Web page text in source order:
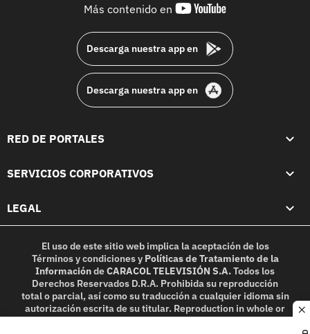
Más contenido en
youtube-
Descarga nuestra app en
Descarga nuestra app en
RED DE PORTALES
SERVICIOS CORPORATIVOS
LEGAL
El uso de este sitio web implica la aceptación de los
Términos y condicionesy Políticas de Tratamiento de la
InformacióndeCARACOL TELEVISIÓN S.A.Todos los
Derechos Reservados D.R.A. Prohibida su reproducción
total o parcial, así como su traducción a cualquier idioma sin
autorización escrita de su titular. Reproduction in whole or